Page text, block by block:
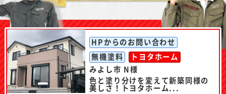
HPからのお問い合わせ
無機塗料
トヨタホーム
みよし市 N様
色と塗り分けを変えて新築同様の
美しさ！トヨタホーム...